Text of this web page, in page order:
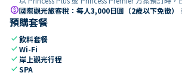
paid國際觀光旅客稅：每人3,000日圓（2歲以下免徵
預購套餐
check飲料套餐
checkWi-Fi
check 岸上觀光行程
checkSPA